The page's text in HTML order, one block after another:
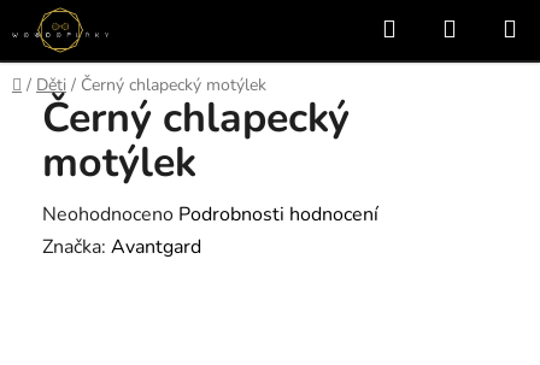
Přejít
na
obsah
Hledat
KOŠÍK
Domů
/ Děti / Černý chlapecký motýlek
Černý chlapecký
motýlek
Průměrné
hodnocení
Neohodnoceno Podrobnosti hodnocení
Značka: Avantgard